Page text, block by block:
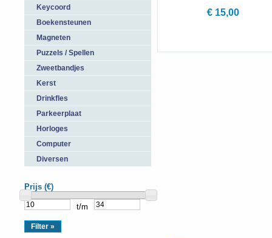
Keycoord
Boekensteunen
Magneten
Puzzels / Spellen
Zweetbandjes
Kerst
Drinkfles
Parkeerplaat
Horloges
Computer
Diversen
Prijs (€)
t/m
€ 15,00